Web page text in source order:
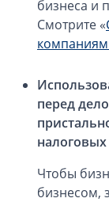
Счёт и карта в
Cчёт в Турции
Гражданство
Европейские и
Английские
бизнеса и
Смотрите «
перед
Чтобы
бизнесом,